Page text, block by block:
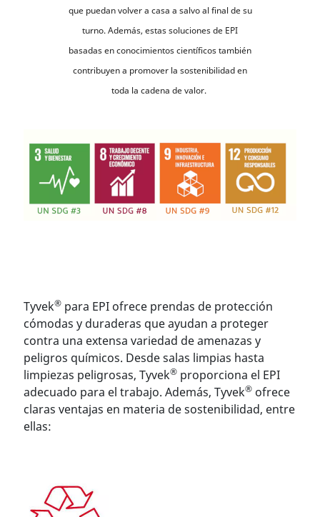
que puedan volver a casa a salvo al final de su
turno. Además, estas soluciones de EPI
basadas en conocimientos científicos también
contribuyen a promover la sostenibilidad en
toda la cadena de valor.
Tyvek® para EPI ofrece prendas de protección
cómodas y duraderas que ayudan a proteger
contra una extensa variedad de amenazas y
peligros químicos. Desde salas limpias hasta
limpiezas peligrosas, Tyvek® proporciona el EPI
adecuado para el trabajo. Además, Tyvek® ofrece
claras ventajas en materia de sostenibilidad, entre
ellas: